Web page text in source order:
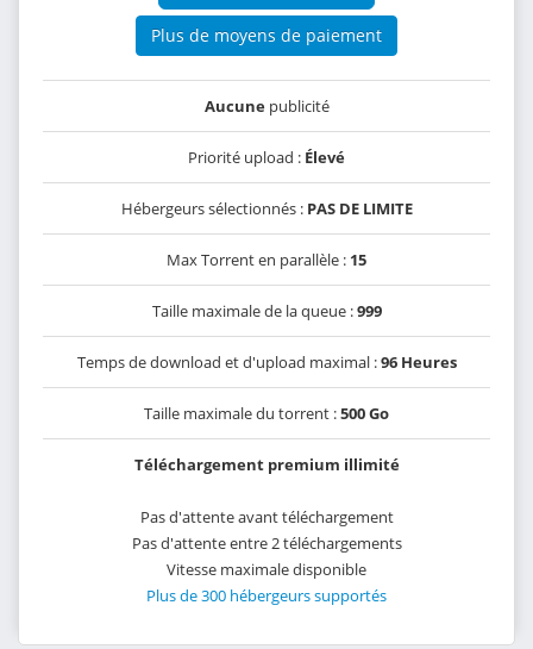
Plus de moyens de paiement
Aucunepublicité
Priorité upload : Élevé
Hébergeurs sélectionnés : PAS DE LIMITE
Max Torrent en parallèle : 15
Taille maximale de la queue :999
Temps de download et d'upload maximal :96 Heures
Taille maximale du torrent :500 Go
Téléchargement premium illimité
Pas d'attente avant téléchargement
Pas d'attente entre 2 téléchargements
Vitesse maximale disponible
Plus de 300 hébergeurs supportés